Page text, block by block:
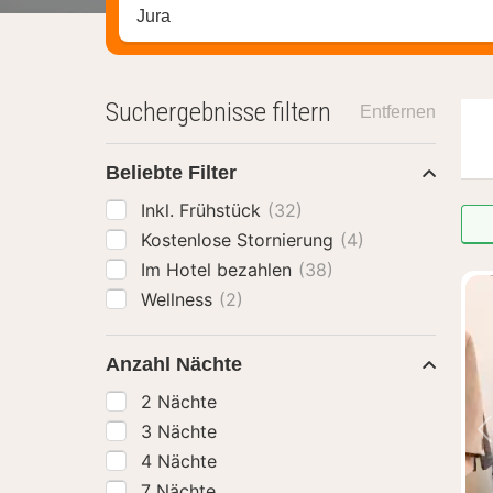
Stadt, Region oder Hotel suchen
Suchergebnisse filtern Entfernen
Beliebte Filter
Inkl. Frühstück (32)
Kostenlose Stornierung (4)
Im Hotel bezahlen (38)
Wellness (2)
Anzahl Nächte
2 Nächte
3 Nächte
4 Nächte